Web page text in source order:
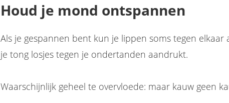
Houd je mond ontspannen
Als je gespannen bent kun je lippen soms tegen elkaar
je tong losjes tegen je ondertanden aandrukt.
Waarschijnlijk geheel te overvloede: maar kauw geen